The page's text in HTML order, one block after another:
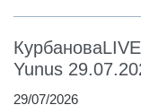
Yunus
29/07/2026